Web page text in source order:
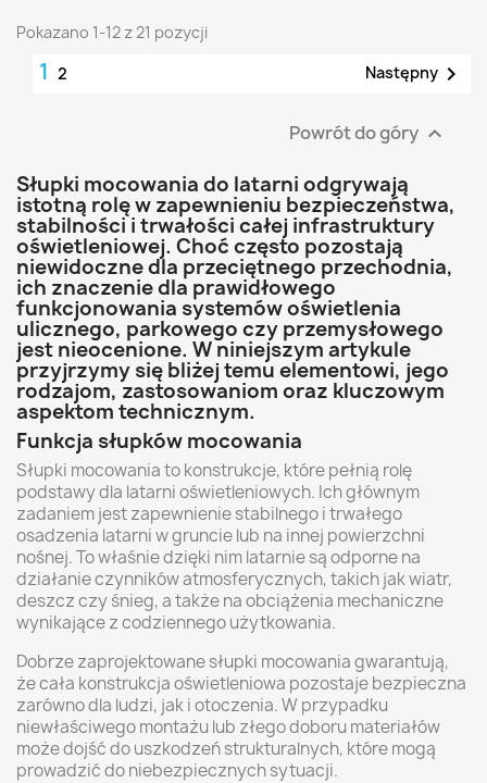
Pokazano 1-12 z 21 pozycji
1 2 Następny 
Powrót do góry 
Słupki mocowania do latarni odgrywają
istotną rolę w zapewnieniu bezpieczeństwa,
stabilności i trwałości całej infrastruktury
oświetleniowej. Choć często pozostają
niewidoczne dla przeciętnego przechodnia,
ich znaczenie dla prawidłowego
funkcjonowania systemów oświetlenia
ulicznego, parkowego czy przemysłowego
jest nieocenione. W niniejszym artykule
przyjrzymy się bliżej temu elementowi, jego
rodzajom, zastosowaniom oraz kluczowym
aspektom technicznym.
Funkcja słupków mocowania
Słupki mocowania to konstrukcje, które pełnią rolę
podstawy dla latarni oświetleniowych. Ich głównym
zadaniem jest zapewnienie stabilnego i trwałego
osadzenia latarni w gruncie lub na innej powierzchni
nośnej. To właśnie dzięki nim latarnie są odporne na
działanie czynników atmosferycznych, takich jak wiatr,
deszcz czy śnieg, a także na obciążenia mechaniczne
wynikające z codziennego użytkowania.
Dobrze zaprojektowane słupki mocowania gwarantują,
że cała konstrukcja oświetleniowa pozostaje bezpieczna
zarówno dla ludzi, jak i otoczenia. W przypadku
niewłaściwego montażu lub złego doboru materiałów
może dojść do uszkodzeń strukturalnych, które mogą
prowadzić do niebezpiecznych sytuacji.